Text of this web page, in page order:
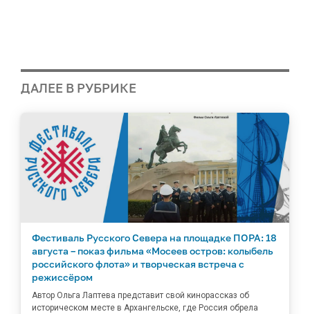
ДАЛЕЕ В РУБРИКЕ
Фестиваль Русского Севера на площадке ПОРА: 18
августа – показ фильма «Мосеев остров: колыбель
российского флота» и творческая встреча с
режиссёром
Автор Ольга Лаптева представит свой кинорассказ об
историческом месте в Архангельске, где Россия обрела